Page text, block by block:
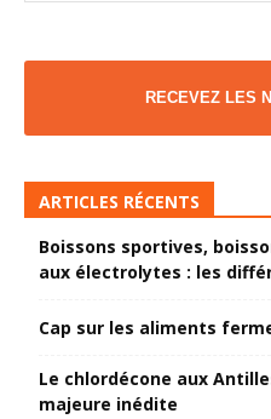
RECEVEZ LES
ARTICLES RÉCENTS
Boissons sportives,
aux électrolytes : les
Cap sur les aliments
Le chlordécone aux
majeure inédite